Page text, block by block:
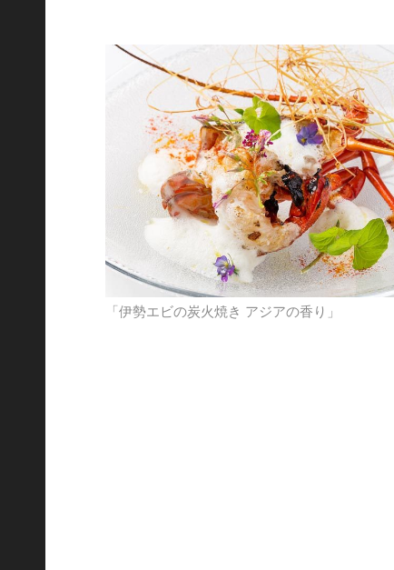
「伊勢エビの炭火焼き アジアの香り」